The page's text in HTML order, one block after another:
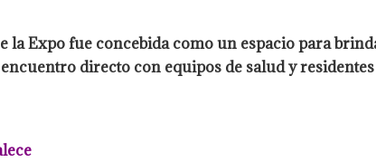
la Expo fue concebida como un espacio para
directo con equipos de salud y